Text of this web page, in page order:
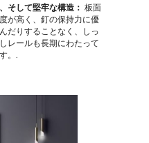
そして堅牢な構造： 板面
が高く、釘の保持力に優
だりすることなく、しっ
レールも長期にわたって
。.